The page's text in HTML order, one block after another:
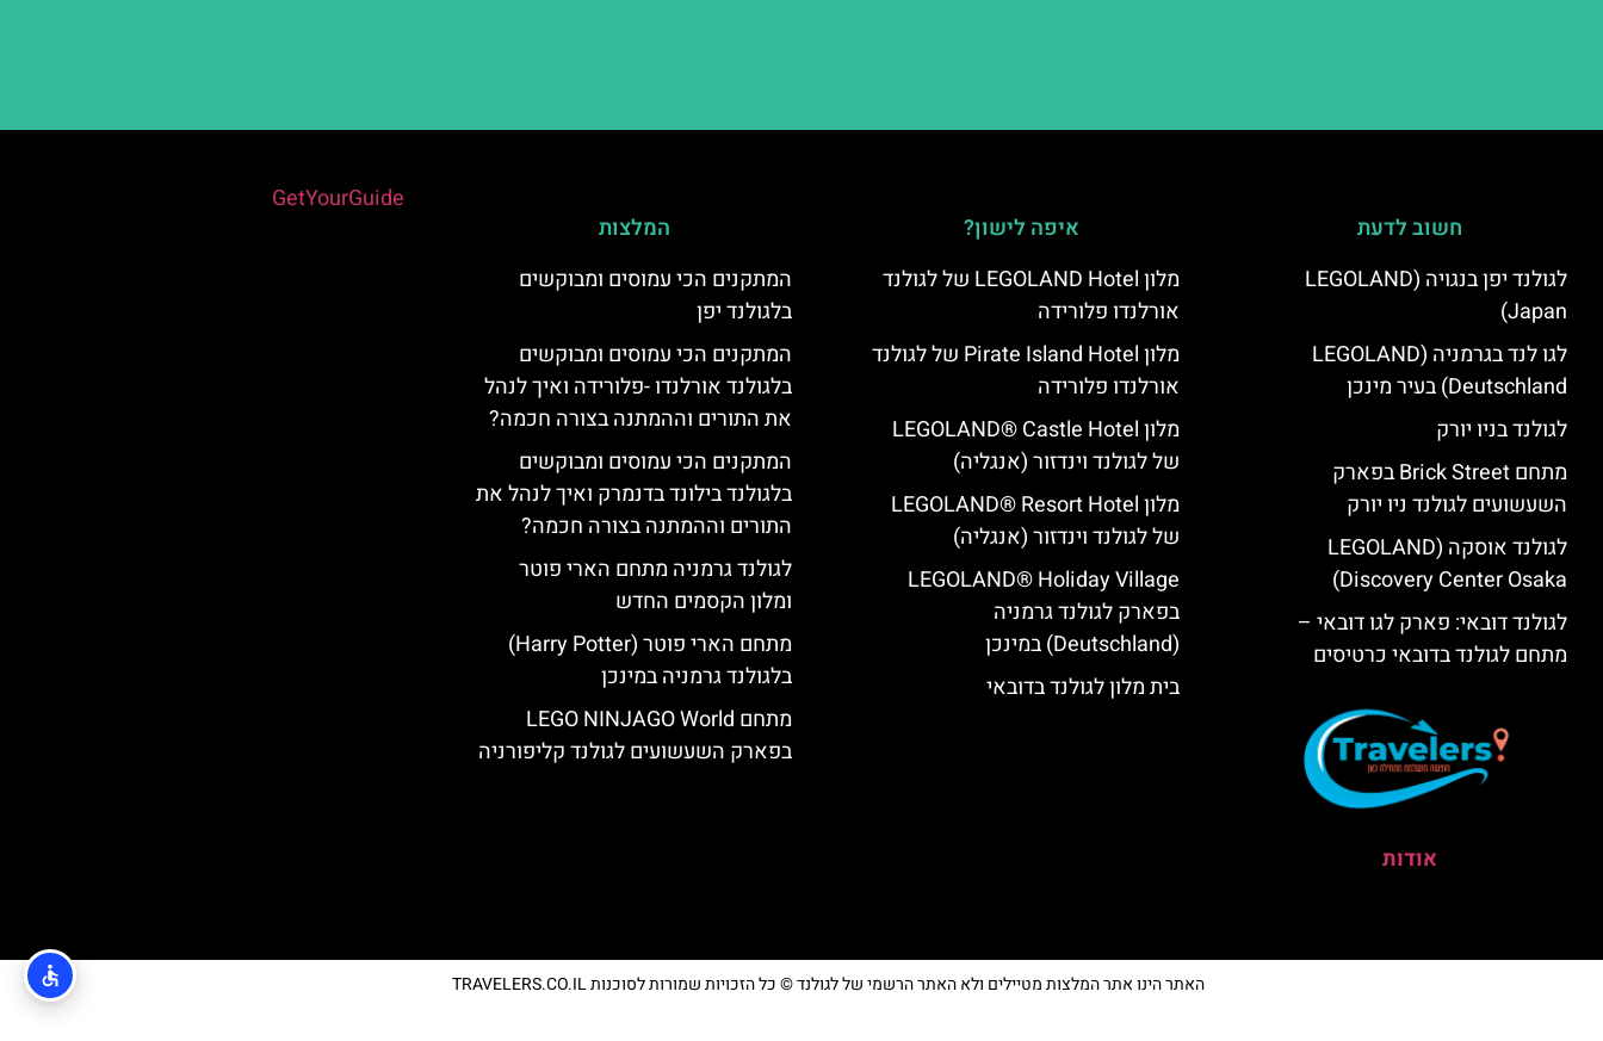
חשוב לדעת
לגולנד יפן בנגויה (LEGOLAND
Japan)
לגו לנד בגרמניה (LEGOLAND
Deutschland) בעיר מינכן
לגולנד בניו יורק
מתחם Brick Street בפארק
השעשועים לגולנד ניו יורק
לגולנד אוסקה (LEGOLAND
Discovery Center Osaka)
לגולנד דובאי: פארק לגו דובאי –
מתחם לגולנד בדובאי כרטיסים
אודות
איפה לישון?
מלון LEGOLAND Hotel של לגולנד
אורלנדו פלורידה
מלון Pirate Island Hotel של לגולנד
אורלנדו פלורידה
מלון LEGOLAND® Castle Hotel
של לגולנד וינדזור (אנגליה)
מלון LEGOLAND® Resort Hotel
של לגולנד וינדזור (אנגליה)
LEGOLAND® Holiday Village
בפארק לגולנד גרמניה
(Deutschland) במינכן
בית מלון לגולנד בדובאי
המלצות
‏המתקנים הכי עמוסים ומבוקשים
בלגולנד יפן
המתקנים הכי עמוסים ומבוקשים
בלגולנד אורלנדו -פלורידה ואיך לנהל
את התורים וההמתנה בצורה חכמה?
המתקנים הכי עמוסים ומבוקשים
בלגולנד בילונד בדנמרק ואיך לנהל את
התורים וההמתנה בצורה חכמה?
לגולנד גרמניה מתחם הארי פוטר
ומלון הקסמים החדש
מתחם הארי פוטר (Harry Potter)
בלגולנד גרמניה במינכן
מתחם LEGO NINJAGO World
בפארק השעשועים לגולנד קליפורניה
GetYourGuide
האתר הינו אתר המלצות מטיילים ולא האתר הרשמי של לגולנד © כל הזכויות שמורות לסוכנות TRAVELERS.CO.IL